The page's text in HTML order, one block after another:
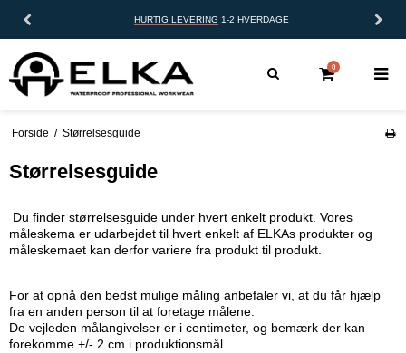
HURTIG LEVERING 1-2 HVERDAGE
0
Forside / Størrelsesguide
Størrelsesguide
Du finder størrelsesguide under hvert enkelt produkt. Vores
måleskema er udarbejdet til hvert enkelt af ELKAs produkter og
måleskemaet kan derfor variere fra produkt til produkt.
For at opnå den bedst mulige måling anbefaler vi, at du får hjælp
fra en anden person til at foretage målene.
De vejleden målangivelser er i centimeter, og bemærk der kan
forekomme +/- 2 cm i produktionsmål.